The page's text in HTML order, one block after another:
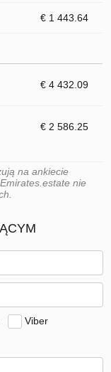
€ 1 443.64
€ 4 432.09
€ 2 586.25
na ankiecie
nie
Viber